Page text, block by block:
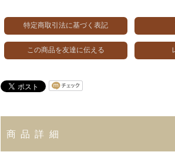
特定商取引法に基づく表記
この商品を友達に伝える
商品詳細